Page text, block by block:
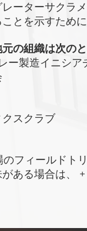
ーターサクラ
とを示すため
の組織は次のと
製造イニシア
スクラブ
フィールドト
ある場合は、